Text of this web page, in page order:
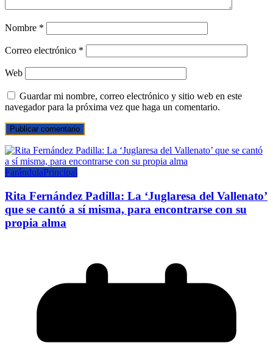
Nombre *
Correo electrónico *
Web
Guardar mi nombre, correo electrónico y sitio web en este
navegador para la próxima vez que haga un comentario.
FarándulaPrincipal
Rita Fernández Padilla: La ‘Juglaresa del Vallenato’
que se cantó a sí misma, para encontrarse con su
propia alma